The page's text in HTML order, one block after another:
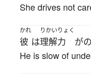
She drives not
かれ
彼 は
りかいりょく
理解力 が
He is slow of